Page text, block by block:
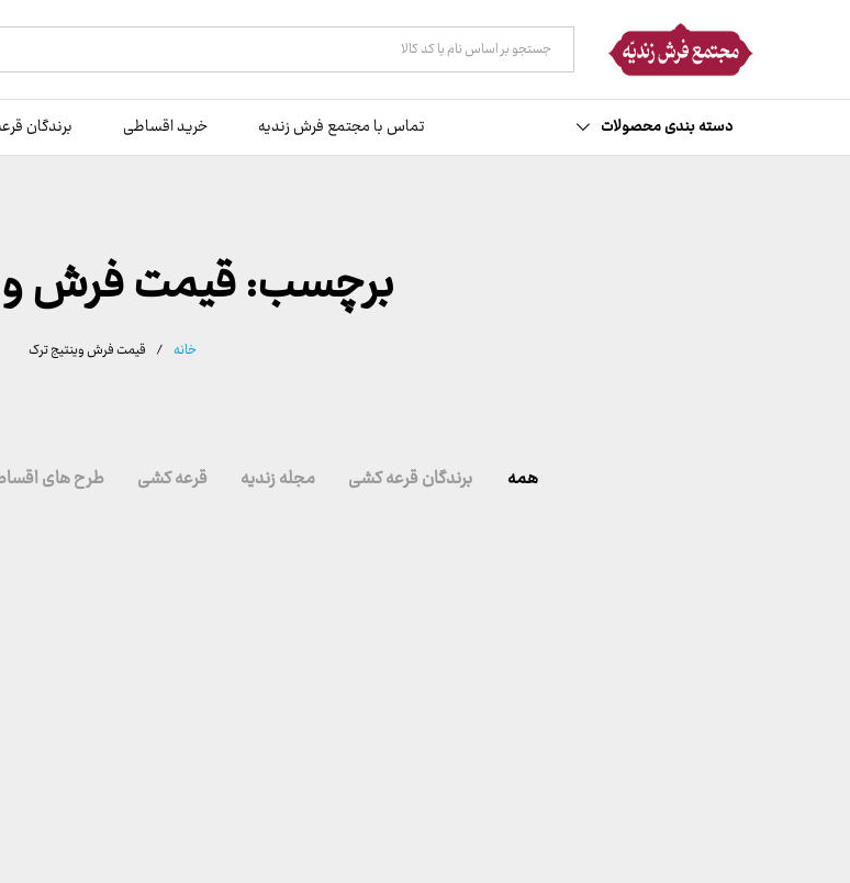
همه دسته ها
دسته بندی محصولات تماس با مجتمع فرش زندیه خرید اقساطی برندگان
برچسب:قیمت فرش
خانه / قیمت فرش وینتیج ترک
همه برندگان قرعه کشی مجله زندیه قرعه کشی طرح های